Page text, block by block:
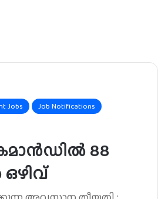
Jobs
Job Notifications
88